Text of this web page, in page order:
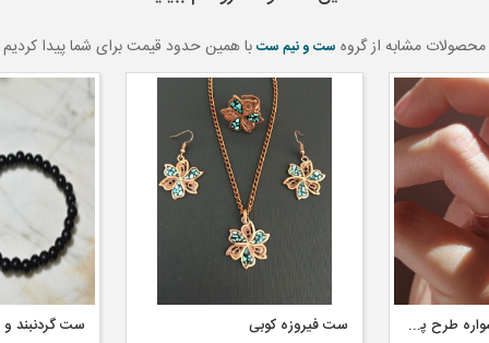
محصولات مشابه از گروه ست و نیم ست با همین حدود قیمت برای شما پیدا کردیم
ست میناکاری